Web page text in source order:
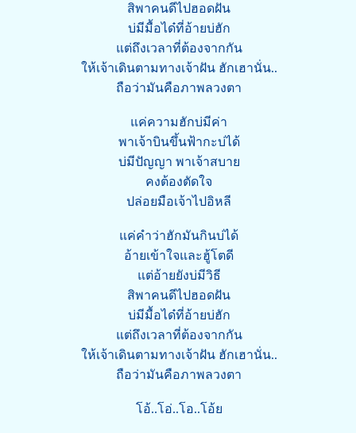
สิพาคนดีไปฮอดฝัน
บ่มีมื้อได๋ที่อ้ายบ่ฮัก
แต่ถึงเวลาที่ต้องจากกัน
ให้เจ้าเดินตามทางเจ้าฝัน ฮักเฮานั่น..
ถือว่ามันคือภาพลวงตา
แค่ความฮักบ่มีค่า
พาเจ้าบินขึ้นฟ้ากะบ่ได้
บ่มีปัญญา พาเจ้าสบาย
คงต้องตัดใจ
ปล่อยมือเจ้าไปอิหลี
แค่คำว่าฮักมันกินบ่ได้
อ้ายเข้าใจและฮู้โตดี
แต่อ้ายยังบ่มีวิธี
สิพาคนดีไปฮอดฝัน
บ่มีมื้อได๋ที่อ้ายบ่ฮัก
แต่ถึงเวลาที่ต้องจากกัน
ให้เจ้าเดินตามทางเจ้าฝัน ฮักเฮานั่น..
ถือว่ามันคือภาพลวงตา
โอ้..โอ่..โอ..โอ้ย